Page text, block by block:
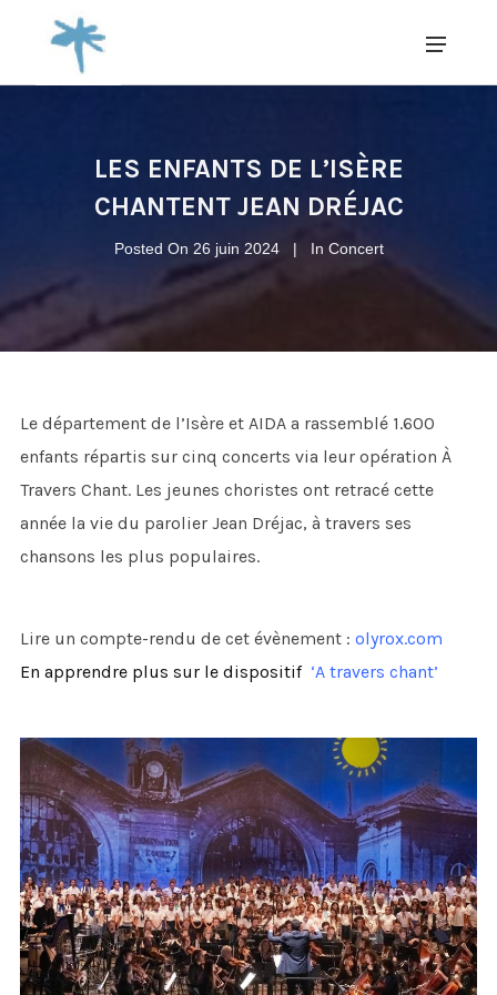
LES ENFANTS DE L’ISÈRE
CHANTENT JEAN DRÉJAC
Posted On 26 juin 2024 In Concert
Le département de l’Isère et AIDA a rassemblé 1.600
enfants répartis sur cinq concerts via leur opération À
Travers Chant. Les jeunes choristes ont retracé cette
année la vie du parolier Jean Dréjac, à travers ses
chansons les plus populaires.
Lire un compte-rendu de cet évènement : olyrox.com
En apprendre plus sur le dispositif ‘A travers chant’